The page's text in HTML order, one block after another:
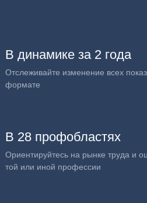
В динамике за 2 года
Отслеживайте изменение всех
формате
В 28 профобластях
Ориентируйтесь на рынке труда и
той или иной профессии